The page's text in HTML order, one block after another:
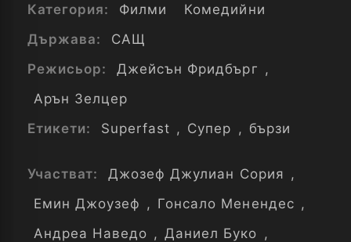
Категория: Филми
Комедийни
Държава:
САЩ
Режисьор:
Джейсън Фридбърг ,
Арън Зелцер
Етикети:
Superfast , Супер , бързи
Участват: Джозеф Джулиан Сория ,
Емин Джоузеф , Гонсало Менендес ,
Андреа Наведо , Даниел Буко ,